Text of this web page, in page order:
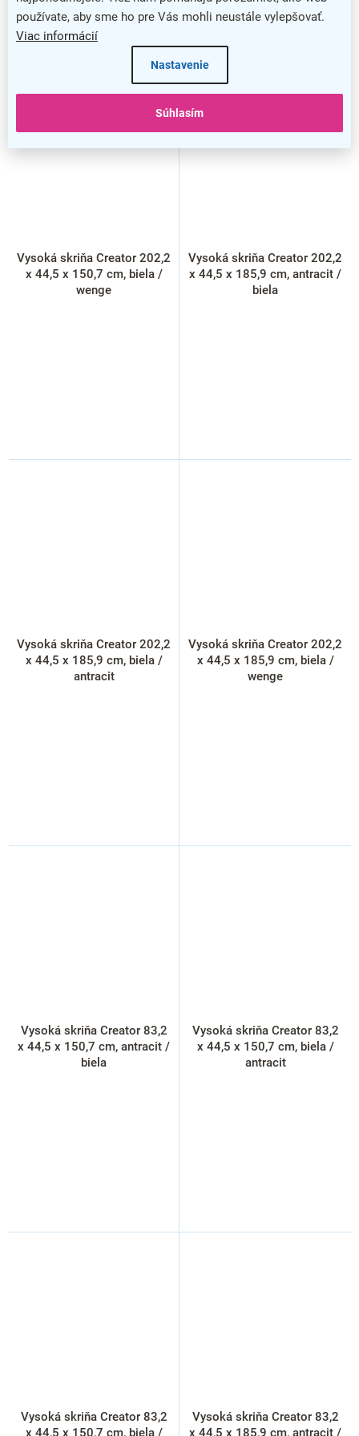
používate, aby sme ho pre Vás mohli neustále vylepšovať.
Viac informácií
Nastavenie
Súhlasím
Vysoká skriňa Creator 202,2
x 44,5 x 150,7 cm, biela /
wenge
Vysoká skriňa Creator 202,2
x 44,5 x 185,9 cm, antracit /
biela
Vysoká skriňa Creator 202,2
x 44,5 x 185,9 cm, biela /
antracit
Vysoká skriňa Creator 202,2
x 44,5 x 185,9 cm, biela /
wenge
Vysoká skriňa Creator 83,2
x 44,5 x 150,7 cm, antracit /
biela
Vysoká skriňa Creator 83,2
x 44,5 x 150,7 cm, biela /
antracit
Vysoká skriňa Creator 83,2
x 44,5 x 150,7 cm, biela /
Vysoká skriňa Creator 83,2
x 44,5 x 185,9 cm, antracit /